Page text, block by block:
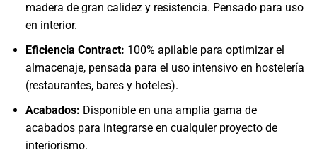
madera de gran calidez y resistencia. Pensado para uso
en interior.
Eficiencia Contract: 100% apilable para optimizar el
almacenaje, pensada para el uso intensivo en hostelería
(restaurantes, bares y hoteles).
Acabados: Disponible en una amplia gama de
acabados para integrarse en cualquier proyecto de
interiorismo.